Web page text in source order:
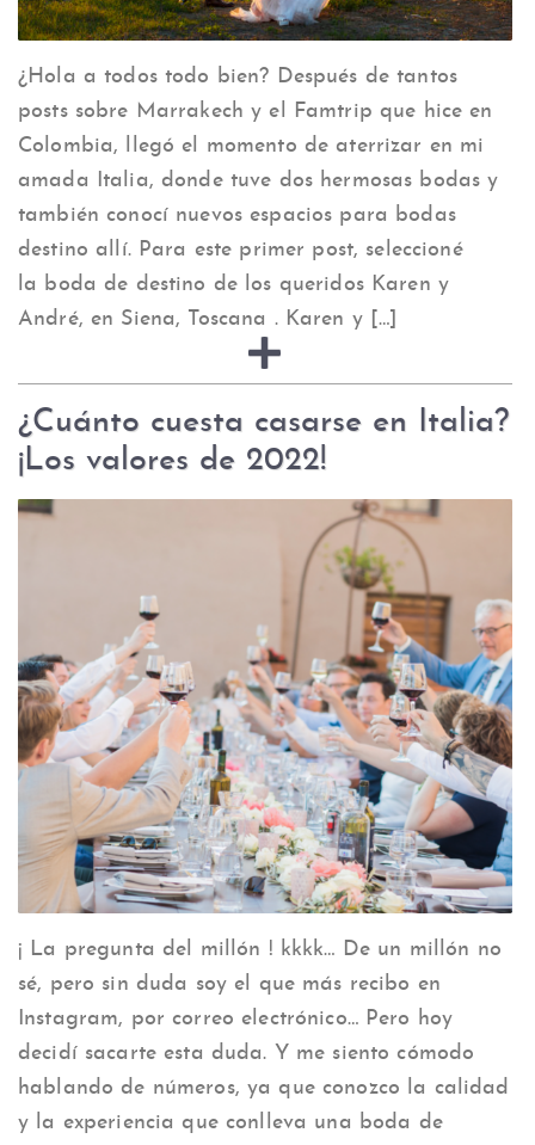
¿Hola a todos todo bien? Después de tantos
posts sobre Marrakech y el Famtrip que hice en
Colombia, llegó el momento de aterrizar en mi
amada Italia, donde tuve dos hermosas bodas y
también conocí nuevos espacios para bodas
destino allí. Para este primer post, seleccioné
la boda de destino de los queridos Karen y
André, en Siena, Toscana . Karen y […]
¿Cuánto cuesta casarse en Italia?
¡Los valores de 2022!
¡ La pregunta del millón ! kkkk… De un millón no
sé, pero sin duda soy el que más recibo en
Instagram, por correo electrónico… Pero hoy
decidí sacarte esta duda. Y me siento cómodo
hablando de números, ya que conozco la calidad
y la experiencia que conlleva una boda de